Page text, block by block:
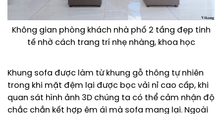
Không gian phòng khách nhà phố 2 tầng đẹp tinh
tế nhờ cách trang trí nhẹ nhàng, khoa học
Khung sofa được làm từ khung gỗ thông tự nhiên
trong khi mặt đệm lại được bọc vải nỉ cao cấp, khi
quan sát hình ảnh 3D chúng ta có thể cảm nhận độ
chắc chắn kết hợp êm ái mà sofa mang lại. Ngoài